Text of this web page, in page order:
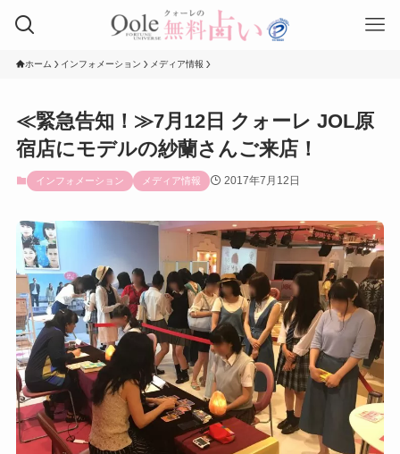
ホーム インフォメーション メディア情報
≪緊急告知！≫7月12日 クォーレ JOL原
宿店にモデルの紗蘭さんご来店！
インフォメーション メディア情報 2017年7月12日